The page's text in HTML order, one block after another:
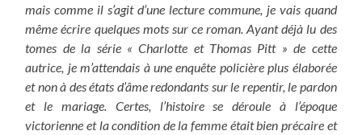
mais comme il s’agit d’une lecture commune, je vais quand
même écrire quelques mots sur ce roman. Ayant déjà lu des
tomes de la série « Charlotte et Thomas Pitt » de cette
autrice, je m’attendais à une enquête policière plus élaborée
et non à des états d’âme redondants sur le repentir, le pardon
et le mariage. Certes, l’histoire se déroule à l’époque
victorienne et la condition de la femme était bien précaire et